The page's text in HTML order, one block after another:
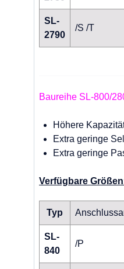
SL-
2790
/S /T
Baureihe SL-800/
Höhere
Extra geringe
Extra geringe
Verfügbare
Typ
SL-
840
/P